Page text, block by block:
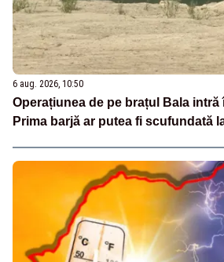
6 aug. 2026, 10:50
Operațiunea de pe brațul Bala intră
Prima barjă ar putea fi scufundată